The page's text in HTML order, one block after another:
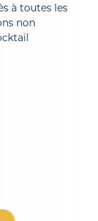
à toutes les
non